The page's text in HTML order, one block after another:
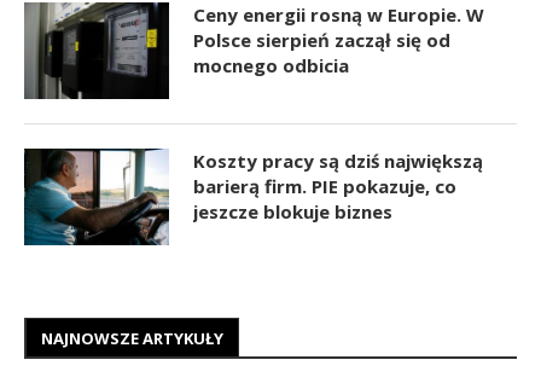
Ceny energii rosną w Europie. W
Polsce sierpień zaczął się od
mocnego odbicia
Koszty pracy są dziś największą
barierą firm. PIE pokazuje, co
jeszcze blokuje biznes
NAJNOWSZE ARTYKUŁY